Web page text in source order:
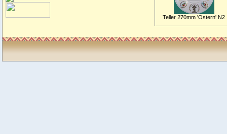
Teller 270mm 'Ostern' N2